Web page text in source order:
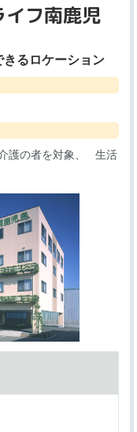
フ南鹿児
るロケーション
護の者を対象
生活